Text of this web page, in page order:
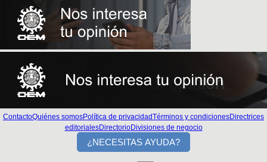
ContactoQuiénes somosPolítica de privacidadTérminos y condicionesDirectrices
editorialesDirectorioDivisiones de negocio
¿NECESITAS AYUDA?